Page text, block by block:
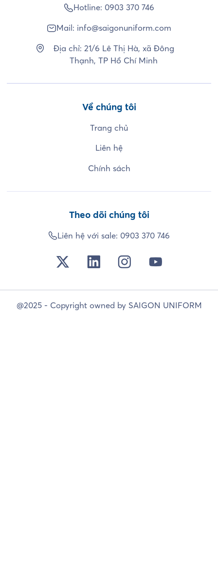
Hotline: 0903 370 746
Mail: info@saigonuniform.com
Địa chỉ: 21/6 Lê Thị Hà, xã Đông
Thạnh, TP Hồ Chí Minh
Về chúng tôi
Trang chủ
Liên hệ
Chính sách
Theo dõi chúng tôi
Liên hệ với sale: 0903 370 746
@2025 - Copyright owned by SAIGON UNIFORM